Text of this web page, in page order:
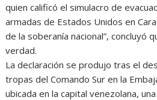
quien calificó el simulacro de
armadas de Estados Unidos en
de la soberanía nacional”, concluyó
verdad.
La declaración se produjo tras el
tropas del Comando Sur en la
ubicada en la capital venezolana,